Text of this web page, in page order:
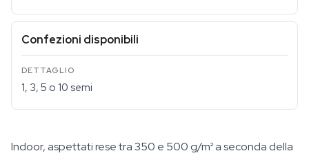
Confezioni disponibili
1, 3, 5 o 10 semi
Indoor, aspettati rese tra 350 e 500 g/m² a seconda della